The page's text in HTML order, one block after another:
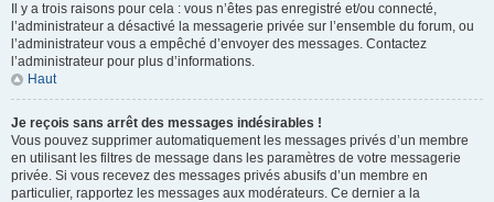
Il y a trois raisons pour cela : vous n’êtes pas enregistré et/ou connecté,
l’administrateur a désactivé la messagerie privée sur l’ensemble du forum, ou
l’administrateur vous a empêché d’envoyer des messages. Contactez
l’administrateur pour plus d’informations.
Haut
Je reçois sans arrêt des messages indésirables !
Vous pouvez supprimer automatiquement les messages privés d’un membre
en utilisant les filtres de message dans les paramètres de votre messagerie
privée. Si vous recevez des messages privés abusifs d’un membre en
particulier, rapportez les messages aux modérateurs. Ce dernier a la